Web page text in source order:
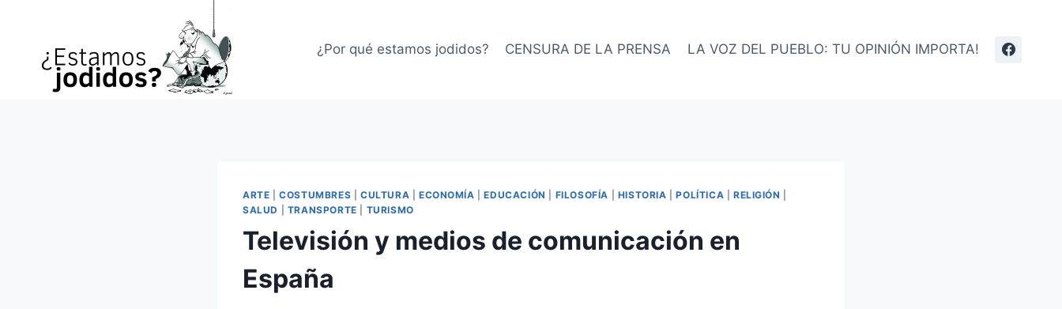
contenido
¿Por qué estamos jodidos? CENSURA DE LA PRENSA LA VOZ DEL PUEBLO: TU OPINIÓN IMPORTA!
ARTE |COSTUMBRES CULTURA ECONOMÍA |EDUCACIÓN FILOSOFÍA HISTORIA |POLÍTICA RELIGIÓN
SALUD
TRANSPORTE TURISMO
Televisión y medios de comunicación en
España